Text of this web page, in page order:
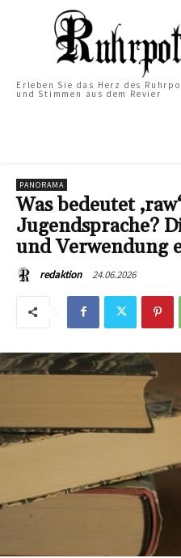
Erleben Sie das Herz des
und Stimmen aus dem Revier
PANORAMA
Was bedeutet
Jugendsprache?
und Verwendung
redaktion 24.06.2026